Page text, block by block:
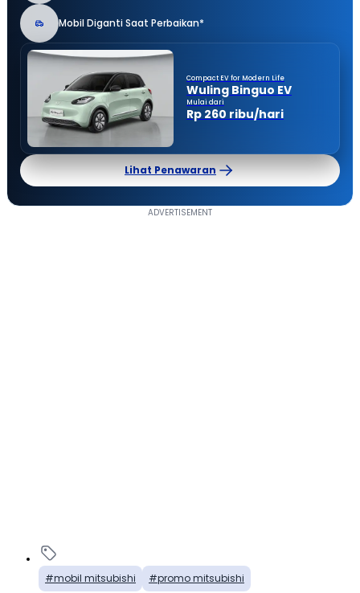
Mobil Diganti Saat Perbaikan*
Compact EV for Modern Life
Wuling Binguo EV
Mulai dari
Rp 260 ribu/hari
Lihat Penawaran
mobil mitsubishi promo mitsubishi